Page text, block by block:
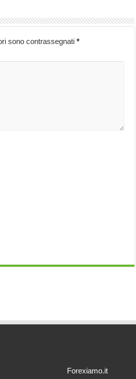
sono contrassegnati *
Forexiamo.it